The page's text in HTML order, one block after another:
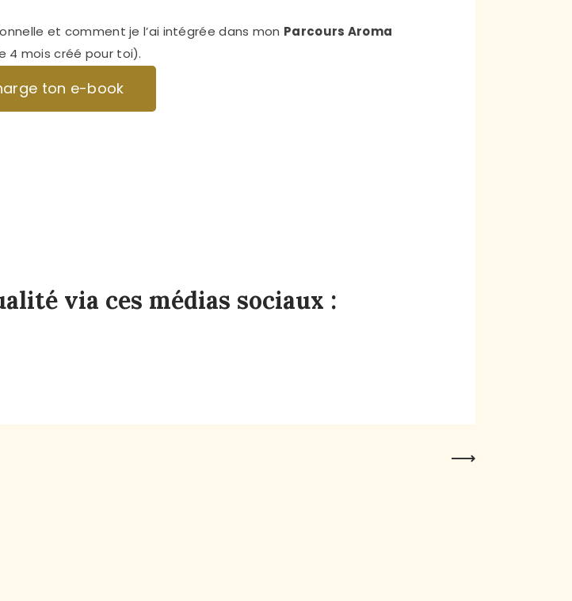
et comment je l’ai intégrée dans mon Parcours Aroma
4 mois créé pour toi).
ton e-book
via ces médias sociaux :